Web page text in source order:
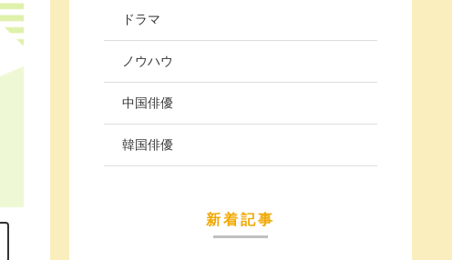
ドラマ
ノウハウ
中国俳優
韓国俳優
新着記事